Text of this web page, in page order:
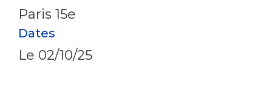
Paris 15e
Dates
Le 02/10/25